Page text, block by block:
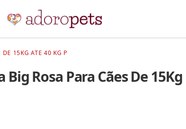
DE 15KG ATE 40 KG P
Big Rosa Para Cães De 15Kg